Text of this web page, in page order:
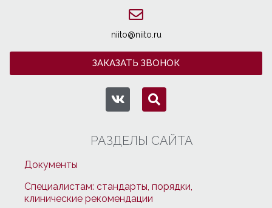
niito@niito.ru
ЗАКАЗАТЬ ЗВОНОК
РАЗДЕЛЫ САЙТА
Документы
Специалистам: стандарты, порядки,
клинические рекомендации